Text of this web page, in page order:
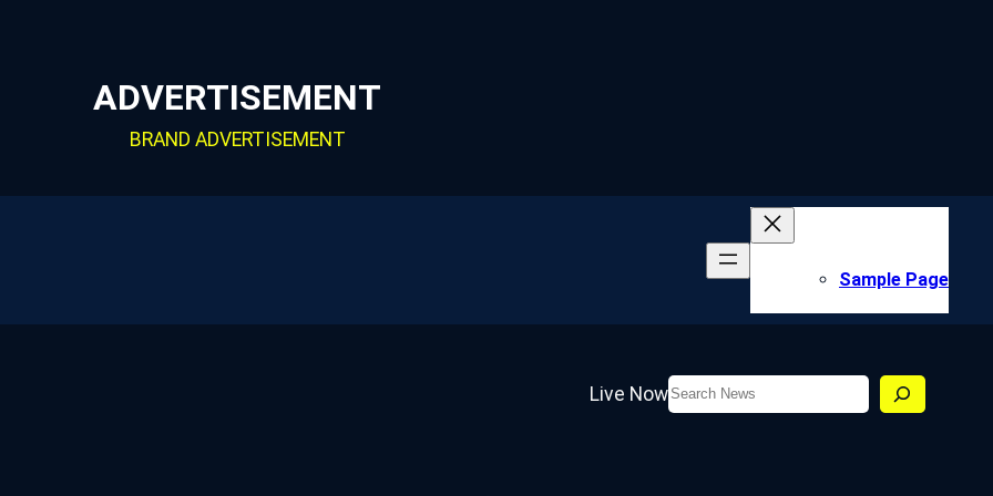
ADVERTISEMENT
BRAND ADVERTISEMENT
Sample Page
Live NowSearch